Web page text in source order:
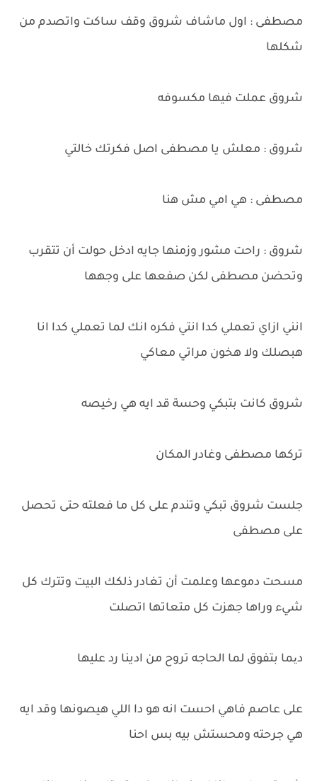
مصطفى : اول ماشاف شروق وقف ساكت واتصدم من
شكلها
شروق عملت فيها مكسوفه
شروق : معلش يا مصطفى اصل فكرتك خالتي
مصطفى : هي امي مش هنا
شروق : راحت مشور وزمنها جايه ادخل حولت أن تتقرب
وتحضن مصطفى لكن صفعها على وجهها
انني ازاي تعملي كدا انتي فكره انك لما تعملي كدا انا
هبصلك ولا هخون مراتي معاكي
شروق كانت بتبكي وحسة قد ايه هي رخيصه
تركها مصطفى وغادر المكان
جلست شروق تبكي وتندم على كل ما فعلته حتى تحصل
على مصطفى
مسحت دموعها وعلمت أن تغادر ذلكك البيت وتترك كل
شيء وراها جهزت كل متعاتها اتصلت
دیما بتفوق لما الحاجه تروح من ادينا رد عليها
على عاصم فاهي احست انه هو دا اللي هيصونها وقد ايه
هي جرحته ومحستش بيه بس احنا